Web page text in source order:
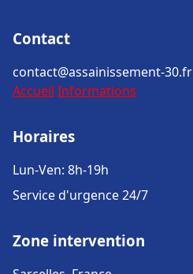
Contact
contact@assainissement-30.fr
Accueil Informations
Horaires
Lun-Ven: 8h-19h
Service d'urgence 24/7
Zone intervention